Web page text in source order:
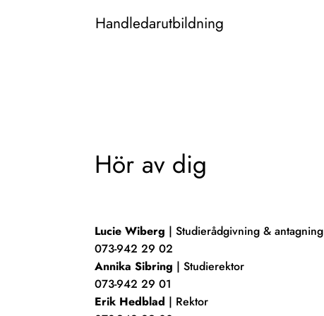
Handledarutbildning
Hör av dig
Lucie Wiberg | Studierådgivning & antagning
073-942 29 02
Annika Sibring | Studierektor
073-942 29 01
Erik Hedblad | Rektor